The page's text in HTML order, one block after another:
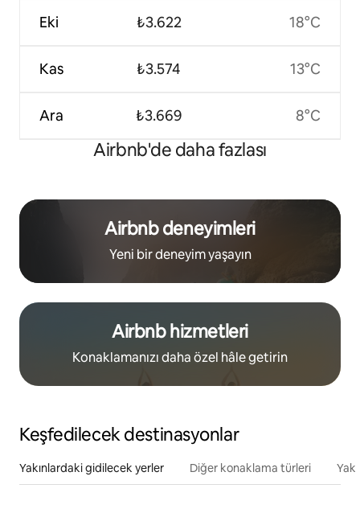
Eki
Kas
Ara
₺3.622
₺3.574
₺3.669
18°C
13°C
8°C
Airbnb'de daha fazlası
Airbnb deneyimleri
Yeni bir deneyim yaşayın
Airbnb hizmetleri
Konaklamanızı daha özel hâle getirin
Keşfedilecek destinasyonlar
Yakınlardaki gidilecek yerler Diğer konaklama türleri